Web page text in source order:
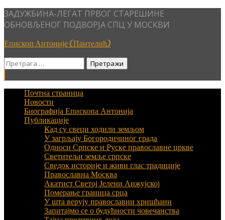
Skip
to
ЗАДУЖБИНА-ЛЕГАТ ПРВОГ СТАРЕШИНЕ
ОБНОВЉЕНОГ ПОДВОРЈА СПЦ У МОСКВИ
Епископ Антоније (Пантелић)
Претрага
Почтна страница
Новости
Биографија Епископа Антонија
Публикације
Кад су свеци ходили земљом
У загрљају Богородичиног града
Односи Српске и Руске православне цркве
Светитељи земље српске
Сведок историје и живи глас традиције
Православна Москва
Акатист Светој Јелени Анжујској
Померање граница срца
У шта верују православни хришћани
Запитајмо се о будућности човечанства